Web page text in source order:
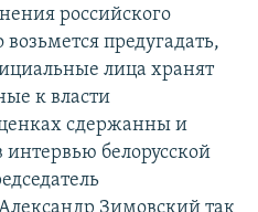
российского
предугадать,
лица хранят
к власти
сдержанны и
белорусской